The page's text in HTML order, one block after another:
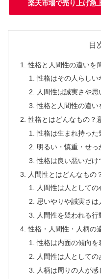
楽天市場で売り上げ急
目
性格と人間性の違いを
性格はその人らしい
人間性は誠実さや
性格と人間性の違い
性格とはどんなもの？
性格は生まれ持った
明るい・慎重・せ
性格は良い悪いだけ
人間性とはどんなもの
人間性は人としての
思いやりや誠実さ
人間性を疑われる行
性格・人間性・人柄の
性格は内面の傾向を
人間性は人として
人柄は周りの人が